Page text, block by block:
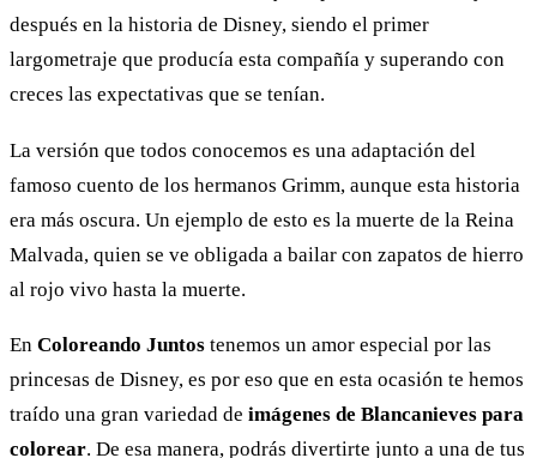
después en la historia de Disney, siendo el primer
largometraje que producía esta compañía y superando con
creces las expectativas que se tenían.
La versión que todos conocemos es una adaptación del
famoso cuento de los hermanos Grimm, aunque esta historia
era más oscura. Un ejemplo de esto es la muerte de la Reina
Malvada, quien se ve obligada a bailar con zapatos de hierro
al rojo vivo hasta la muerte.
En Coloreando Juntos tenemos un amor especial por las
princesas de Disney, es por eso que en esta ocasión te hemos
traído una gran variedad de imágenes de Blancanieves para
colorear . De esa manera, podrás divertirte junto a una de tus